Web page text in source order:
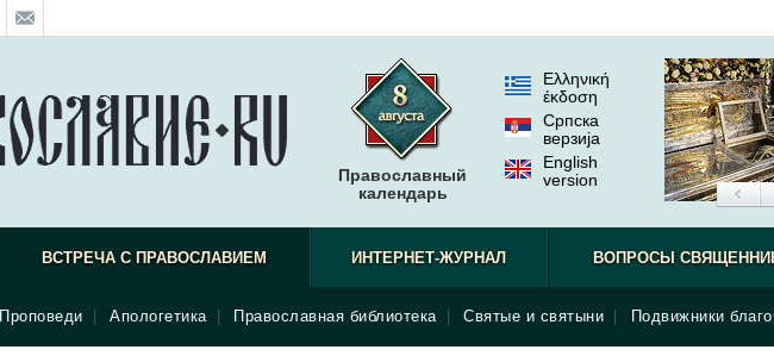
Православный
календарь
Ελληνική
έκδοση
Српска
верзиjа
English
version
ВСТРЕЧА С ПРАВОСЛАВИЕМ
Проповеди Апологетика Православная библиотека Святые и святыни Подвижники
ИНТЕРНЕТ-ЖУРНАЛ ВОПРОСЫ